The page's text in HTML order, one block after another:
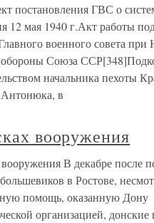
постановления ГВС о
12 мая 1940 г.Акт работы
военного совета при
обороны Союза
начальника пехоты
Антонюка, в
вооружения
В декабре после
в Ростове,
помощь, оказанную Дону
организацией, донские